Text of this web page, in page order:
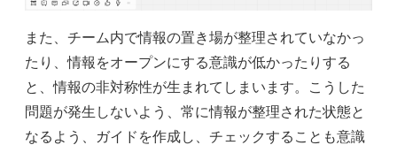
また、チーム内で情報の置き場が整理されていなかっ
たり、情報をオープンにする意識が低かったりする
と、情報の非対称性が生まれてしまいます。こうした
問題が発生しないよう、常に情報が整理された状態と
なるよう、ガイドを作成し、チェックすることも意識